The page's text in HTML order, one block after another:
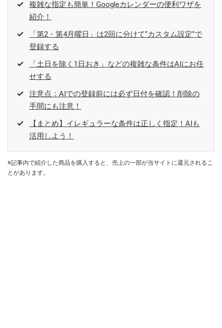
複雑な指定も簡単！Googleカレンダーの便利ワザを
紹介！
「第2・第4月曜日」は2回に分けて”カスタム設定”で
登録する
「土日を除く1日おき」などの複雑な条件はAIにお任
せする
注意点：AIでの登録前には必ず日付を確認！削除の
手間にも注意！
【まとめ】イレギュラーな条件は正しく指定！AIも
活用しよう！
※記事内で紹介した商品を購入すると、売上の一部が当サイトに還元されるこ
とがあります。